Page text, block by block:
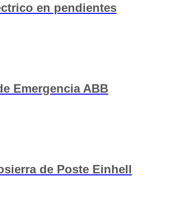
en pendientes
Emergencia ABB
de Poste Einhell